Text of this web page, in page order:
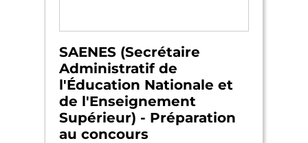
SAENES (Secrétaire
Administratif de
l'Éducation Nationale et
de l'Enseignement
Supérieur) - Préparation
au concours